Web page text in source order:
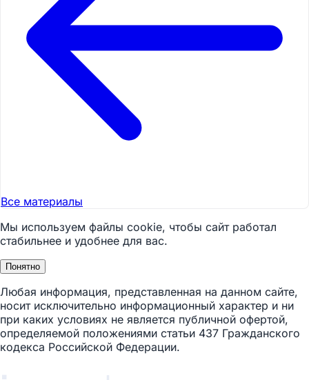
Все материалы
Мы используем файлы cookie, чтобы сайт работал
стабильнее и удобнее для вас.
Понятно
Любая информация, представленная на данном сайте,
носит исключительно информационный характер и ни
при каких условиях не является публичной офертой,
определяемой положениями статьи 437 Гражданского
кодекса Российской Федерации.